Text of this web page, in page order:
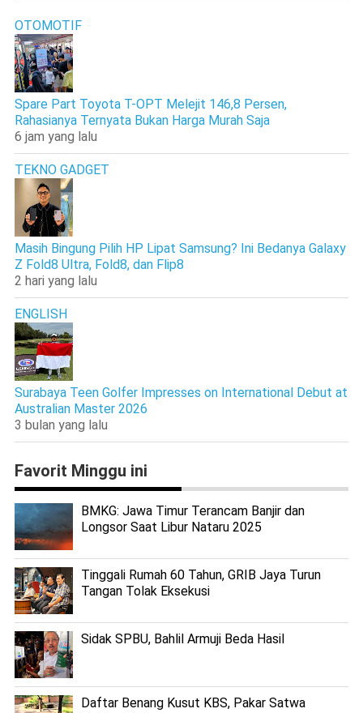
OTOMOTIF
Spare Part Toyota T-OPT Melejit 146,8 Persen,
Rahasianya Ternyata Bukan Harga Murah Saja
6 jam yang lalu
TEKNO GADGET
Masih Bingung Pilih HP Lipat Samsung? Ini Bedanya Galaxy
Z Fold8 Ultra, Fold8, dan Flip8
2 hari yang lalu
ENGLISH
Surabaya Teen Golfer Impresses on International Debut at
Australian Master 2026
3 bulan yang lalu
Favorit Minggu ini
BMKG: Jawa Timur Terancam Banjir dan
Longsor Saat Libur Nataru 2025
Tinggali Rumah 60 Tahun, GRIB Jaya Turun
Tangan Tolak Eksekusi
Sidak SPBU, Bahlil Armuji Beda Hasil
Daftar Benang Kusut KBS, Pakar Satwa